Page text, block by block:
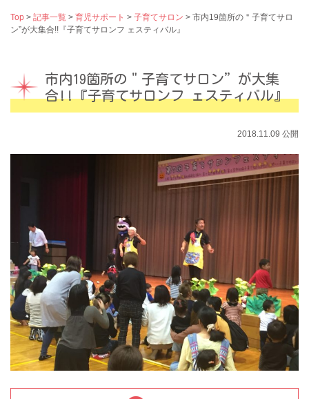
Top > 記事一覧 > 育児サポート > 子育てサロン > 市内19箇所の＂子育てサロ
ン”が大集合!!『子育てサロンフ ェスティバル』
市内19箇所の＂子育てサロン”が大集
合!!『子育てサロンフ ェスティバル』
2018.11.09 公開